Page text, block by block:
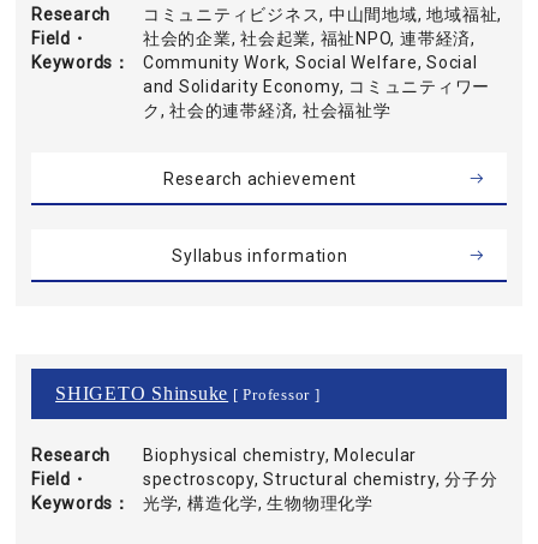
Research
Field・
Keywords
コミュニティビジネス, 中山間地域, 地域福祉,
社会的企業, 社会起業, 福祉NPO, 連帯経済,
Community Work, Social Welfare, Social
and Solidarity Economy, コミュニティワー
ク, 社会的連帯経済, 社会福祉学
Research achievement
Syllabus information
SHIGETO Shinsuke [ Professor ]
Research
Field・
Keywords
Biophysical chemistry, Molecular
spectroscopy, Structural chemistry, 分子分
光学, 構造化学, 生物物理化学